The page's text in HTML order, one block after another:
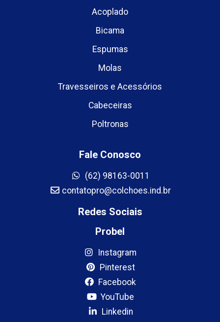
Acoplado
Bicama
Espumas
Molas
Travesseiros e Acessórios
Cabeceiras
Poltronas
Fale Conosco
(62) 98163-0011
contatopro@colchoes.ind.br
Redes Sociais
Probel
Instagram
Pinterest
Facebook
YouTube
Linkedin